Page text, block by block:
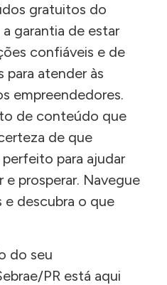
gratuitos do
garantia de estar
confiáveis e de
para atender às
empreendedores.
de conteúdo que
de que
para ajudar
prosperar. Navegue
e descubra o que
do seu
PR está aqui